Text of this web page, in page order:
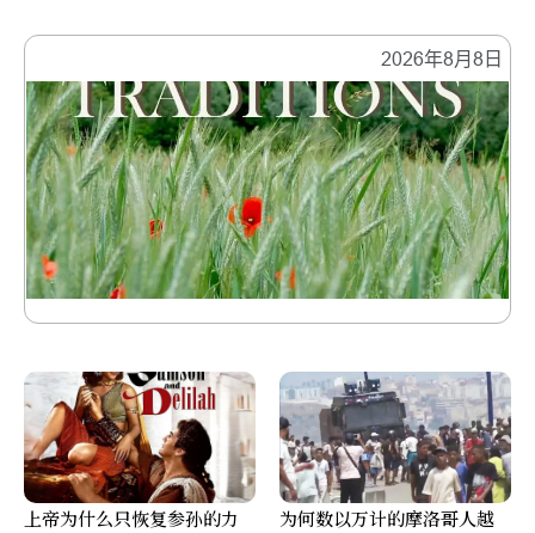
2026年8月8日
上帝为什么只恢复参孙的力
为何数以万计的摩洛哥人越